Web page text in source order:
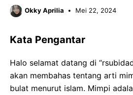
Okky Aprilia Mei 22, 2024
Kata Pengantar
Halo selamat datang di
akan membahas tentang arti
bulat menurut islam. Mimpi